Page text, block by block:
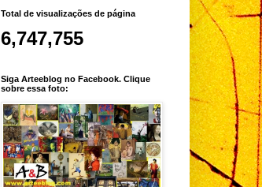
Total de visualizações de página
6,747,755
Siga Arteeblog no Facebook. Clique
sobre essa foto: